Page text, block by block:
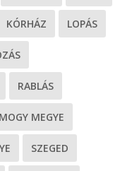
KÓRHÁZ LOPÁS
RABLÁS
MEGYE
SZEGED